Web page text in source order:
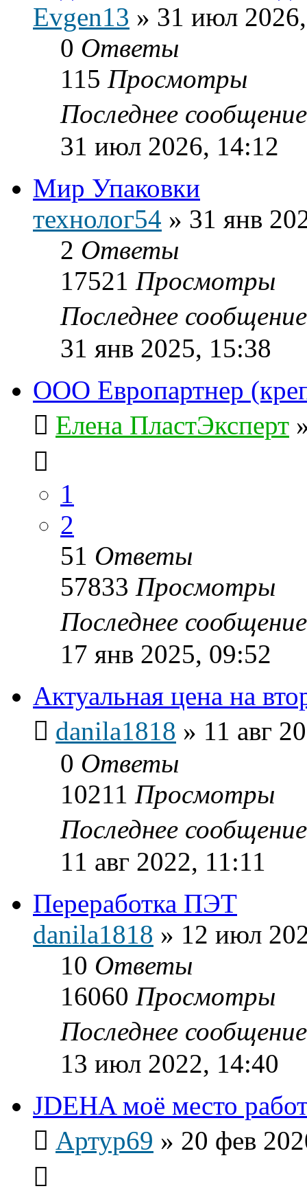
Evgen13 » 31 июл
0 Ответы
115 Просмотры
Последнее
31 июл 2026, 14:12
Мир Упаковки
технолог54 » 31 янв
2 Ответы
17521 Просмотры
Последнее
31 янв 2025, 15:38
ООО Европартнер
Елена ПластЭксперт
1
2
51 Ответы
57833 Просмотры
Последнее
17 янв 2025, 09:52
Актуальная цена на
danila1818 » 11 авг
0 Ответы
10211 Просмотры
Последнее
11 авг 2022, 11:11
Переработка ПЭТ
danila1818 » 12 июл
10 Ответы
16060 Просмотры
Последнее
13 июл 2022, 14:40
JDEHA моё место
Артур69 » 20 фев